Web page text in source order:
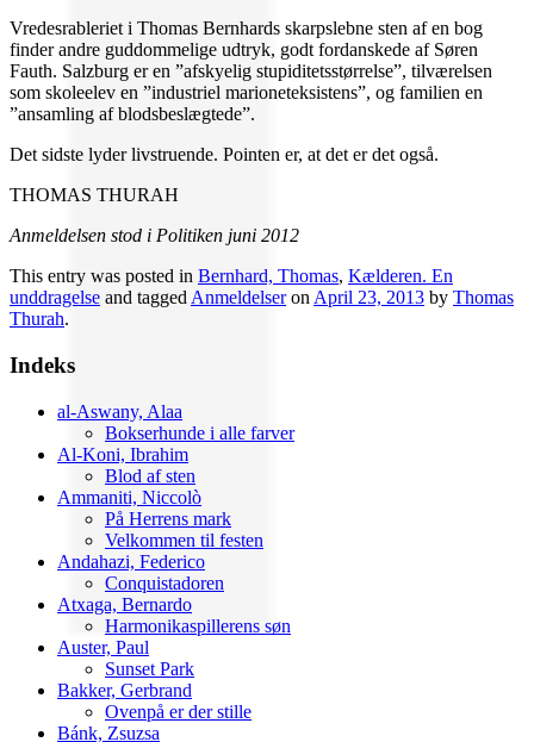
Vredesrableriet i Thomas Bernhards skarpslebne sten af en bog
finder andre guddommelige udtryk, godt fordanskede af Søren
Fauth. Salzburg er en ”afskyelig stupiditetsstørrelse”, tilværelsen
som skoleelev en ”industriel marioneteksistens”, og familien en
”ansamling af blodsbeslægtede”.
Det sidste lyder livstruende. Pointen er, at det er det også.
THOMAS THURAH
Anmeldelsen stod i Politiken juni 2012
This entry was posted in Bernhard, Thomas, Kælderen. En
unddragelse and tagged Anmeldelseron April 23, 2013 by Thomas
Thurah.
Indeks
al-Aswany, Alaa
Bokserhunde i alle farver
Al-Koni, Ibrahim
Blod af sten
Ammaniti, Niccolò
På Herrens mark
Velkommen til festen
Andahazi, Federico
Conquistadoren
Atxaga, Bernardo
Harmonikaspillerens søn
Auster, Paul
Sunset Park
Bakker, Gerbrand
Ovenpå er der stille
Bánk, Zsuzsa